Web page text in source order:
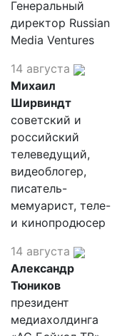
Генеральный
директор Russian
Media Ventures
14 августа
Михаил
Ширвиндт
советский и
российский
телеведущий,
видеоблогер,
писатель-
мемуарист, теле-
и кинопродюсер
14 августа
Александр
Тюников
президент
медиахолдинга